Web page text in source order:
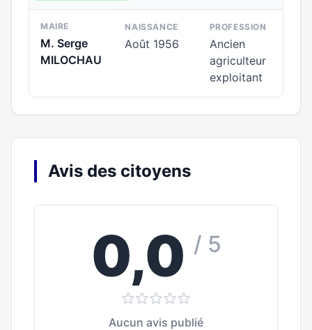
MAIRE
M. Serge
MILOCHAU
NAISSANCE
Août 1956
PROFESSION
Ancien
agriculteur
exploitant
Avis des citoyens
0,0 / 5
Aucun avis publié